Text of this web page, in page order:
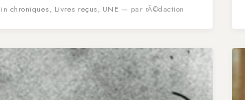
in chroniques, Livres reçus, UNE — par rÃ©daction